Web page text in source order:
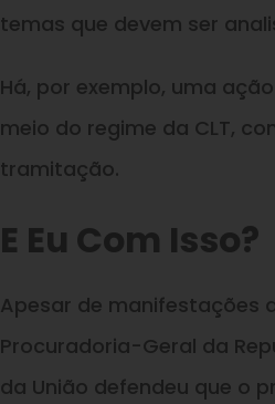
temas que devem ser
Há, por exemplo, uma
meio do regime da CLT,
tramitação.
E Eu Com Isso?
Apesar de manifestações
Procuradoria-Geral da
da União defendeu que o